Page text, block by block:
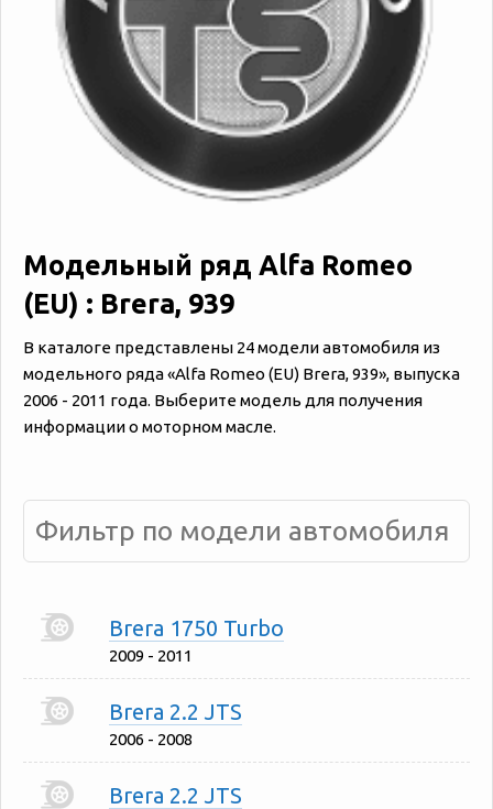
Модельный ряд Alfa Romeo
(EU) : Brera, 939
В каталоге представлены 24 модели автомобиля из
модельного ряда «‎Alfa Romeo (EU) Brera, 939», выпуска
2006 - 2011 года. Выберите модель для получения
информации о моторном масле.
Brera 1750 Turbo
2009 - 2011
Brera 2.2 JTS
2006 - 2008
Brera 2.2 JTS